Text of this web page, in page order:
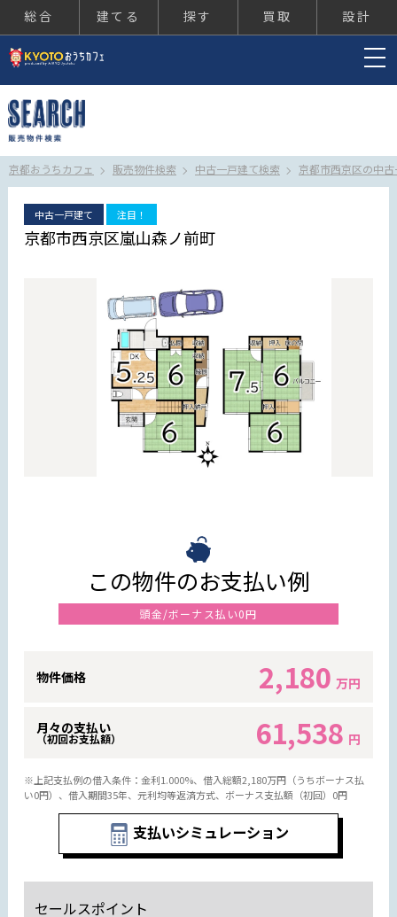
総合 建てる 探す 買取 設計
京都おうちカフェ 販売物件検索 中古一戸建て検索 京都市西京区の中
中古一戸建て 注目！
京都市西京区嵐山森ノ前町
この物件のお支払い例
頭金/ボーナス払い0円
物件価格 2,180 万円
月々の支払い
（初回お支払額） 61,538 円
※上記支払例の借入条件：金利1.000%、借入総額2,180万円（うちボーナス払
い0円）、借入期間35年、元利均等返済方式、ボーナス支払額（初回）0円
支払いシミュレーション
セールスポイント